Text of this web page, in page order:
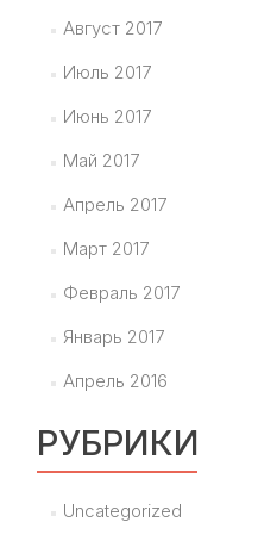
Август 2017
Июль 2017
Июнь 2017
Май 2017
Апрель 2017
Март 2017
Февраль 2017
Январь 2017
Апрель 2016
РУБРИКИ
Uncategorized